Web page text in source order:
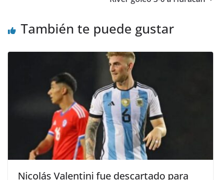
También te puede gustar
Nicolás Valentini fue descartado para